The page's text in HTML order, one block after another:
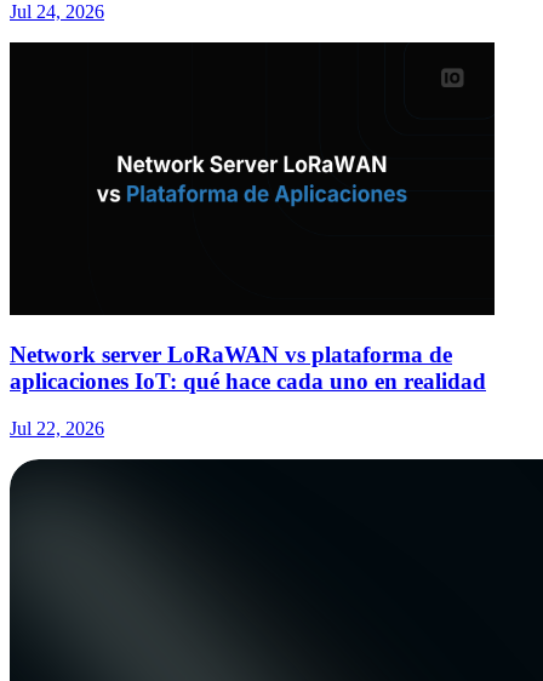
Jul 24, 2026
Network server LoRaWAN vs plataforma de
aplicaciones IoT: qué hace cada uno en realidad
Jul 22, 2026